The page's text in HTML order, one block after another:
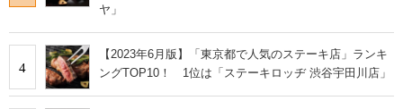
ヤ」
4
【2023年6月版】「東京都で人気のステーキ店」ランキ
ングTOP10！ 1位は「ステーキロッヂ 渋谷宇田川店」